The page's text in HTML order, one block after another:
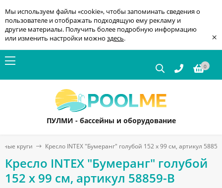
Мы используем файлы «cookie», чтобы запоминать сведения о
пользователе и отображать подходящую ему рекламу и
другие материалы. Получить более подробную информацию
или изменить настройки можно здесь. ×
0
ПУЛМИ - бассейны и оборудование
круги Кресло INTEX "Бумеранг" голубой 152 x 99 см, артикул
Кресло INTEX "Бумеранг" голубой
152 x 99 см, артикул 58859-B